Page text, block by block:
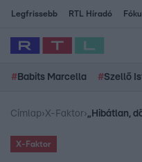
Legfrissebb RTL Híradó
# Babits Marcella #Szellő
Címlap›X-Faktor›
X-Faktor